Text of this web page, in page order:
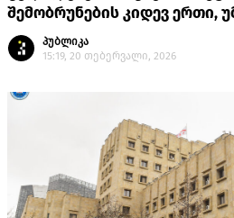
შემობრუნების კიდევ ერთი,
პუბლიკა
15:19, 20 თებერვალი, 2026